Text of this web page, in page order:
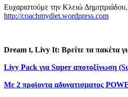
Ευχαριστούμε την Κλειώ
http://coachmydiet.wordpress.com
Dream t, Livy It: Βρείτε τα πακέτα
Livy Pack για Super αποτοξίνωση
Με 2 προϊοντα αδυνατισματος